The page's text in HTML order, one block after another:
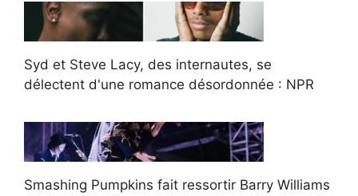
Syd et Steve Lacy, des internautes, se
délectent d'une romance désordonnée : NPR
Smashing Pumpkins fait ressortir Barry Williams